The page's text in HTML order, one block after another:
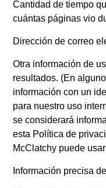
Cantidad de tiempo
cuántas páginas vio
Dirección de correo
Otra información de
resultados. (En
información con un
para nuestro uso
se considerará
esta Política de
McClatchy puede
Información precisa